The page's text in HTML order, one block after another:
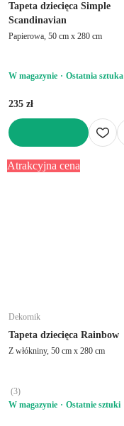
Tapeta dziecięca Simple
Scandinavian
Papierowa, 50 cm x 280 cm
W magazynie Ostatnia sztuka
235 zł
Atrakcyjna cena
Dekornik
Tapeta dziecięca Rainbow
Z włókniny, 50 cm x 280 cm
(3)
W magazynie
Ostatnie sztuki